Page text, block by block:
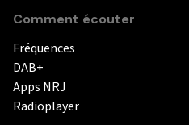
Comment écouter
Fréquences
DAB+
Apps NRJ
Radioplayer